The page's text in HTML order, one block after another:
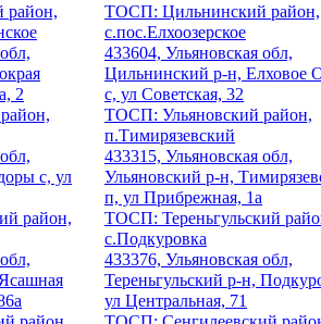
2
ТОСП: Цильнинский район,
с.пос.Елхоозерское
433604, Ульяновская обл,
Цильнинский р-н, Елховое
с, ул Советская, 32
с, ул
ТОСП: Ульяновский район,
п.Тимирязевский
433315, Ульяновская обл,
Ульяновский р-н,
п, ул Прибрежная, 1а
район,
ТОСП: Тереньгульский
с.Подкуровка
433376, Ульяновская обл,
Тереньгульский р-н,
ул Центральная, 71